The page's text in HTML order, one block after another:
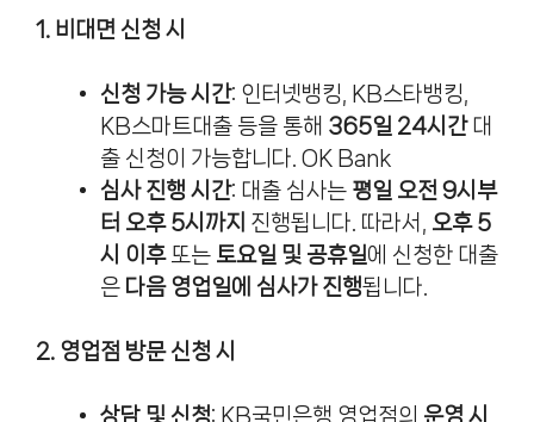
1. 비대면 신청 시
신청 가능 시간: 인터넷뱅킹, KB스타뱅킹,
KB스마트대출 등을 통해 365일 24시간대
출 신청이 가능합니다. OK Bank
심사 진행 시간: 대출 심사는 평일 오전 9시부
터 오후 5시까지 진행됩니다. 따라서, 오후 5
시 이후또는 토요일 및 공휴일 에 신청한 대출
은 다음 영업일에 심사가 진행됩니다.
2. 영업점 방문 신청 시
상담 및 신청: KB국민은행 영업점의 운영 시